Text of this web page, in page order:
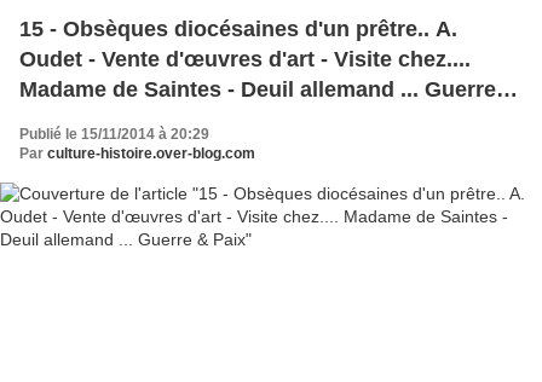
15 - Obsèques diocésaines d'un prêtre.. A.
Oudet - Vente d'œuvres d'art - Visite chez....
Madame de Saintes - Deuil allemand ... Guerre &
Publié le 15/11/2014 à 20:29
Par culture-histoire.over-blog.com